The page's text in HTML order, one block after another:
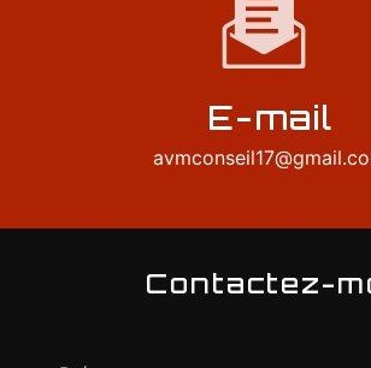
E-mail
Contactez-